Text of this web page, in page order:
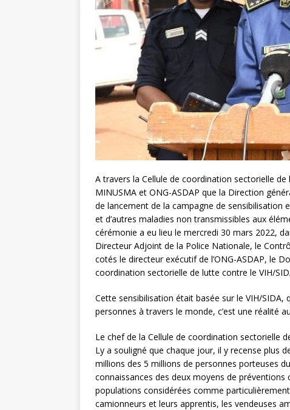
A travers la Cellule de coordination sectorielle
MINUSMA et ONG-ASDAP que la Direction
de lancement de la campagne de sensibilisation
et d’autres maladies non transmissibles aux
cérémonie a eu lieu le mercredi 30 mars 2022,
Directeur Adjoint de la Police Nationale, le
cotés le directeur exécutif de l’ONG-ASDAP, le
coordination sectorielle de lutte contre le VIH/
Cette sensibilisation était basée sur le VIH/
personnes à travers le monde, c’est une réalité
Le chef de la Cellule de coordination sectorielle
Ly a souligné que chaque jour, il y recense plus
millions des 5 millions de personnes porteuses
connaissances des deux moyens de préventions
populations considérées comme
camionneurs et leurs apprentis, les vendeuses